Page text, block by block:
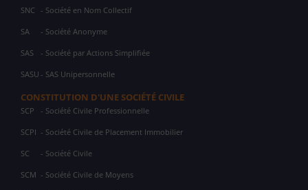
SNC - Société en Nom Collectif
SA - Société Anonyme
SAS - Société par Actions Simplifiée
SASU - SAS Unipersonnelle
CONSTITUTION D'UNE SOCIÉTÉ CIVILE
SCP - Société Civile Professionnelle
SCPI - Société Civile de Placement Immobilier
SC - Société Civile
SCM - Société Civile de Moyens